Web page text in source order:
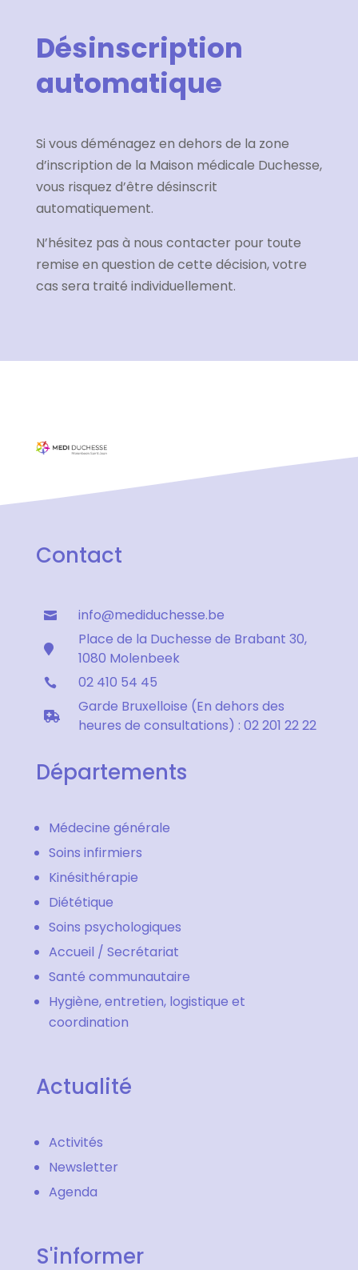
Désinscription
automatique
Si vous déménagez en dehors de la zone
d’inscription de la Maison médicale Duchesse,
vous risquez d’être désinscrit
automatiquement.
N’hésitez pas à nous contacter pour toute
remise en question de cette décision, votre
cas sera traité individuellement.
Contact
 info@mediduchesse.be

Place de la Duchesse de Brabant 30,
1080 Molenbeek
 02 410 54 45

Garde Bruxelloise (En dehors des
heures de consultations) : 02 201 22 22
Départements
Médecine générale
Soins infirmiers
Kinésithérapie
Diététique
Soins psychologiques
Accueil / Secrétariat
Santé communautaire
Hygiène, entretien, logistique et
coordination
Actualité
Activités
Newsletter
Agenda
S'informer